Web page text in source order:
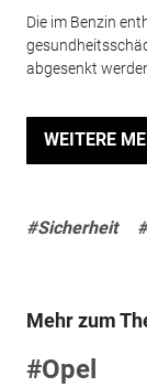
Die im Benzin
abgesenkt
WEITERE
#Sicherheit
Mehr zum
#Opel